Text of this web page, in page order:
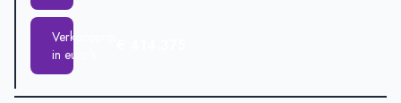
Verkoopprijs
in euro's